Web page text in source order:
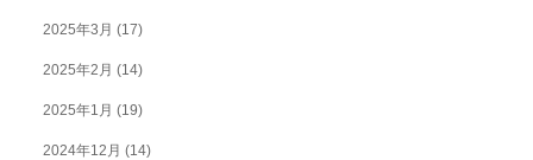
2025年3月 (17)
2025年2月 (14)
2025年1月 (19)
2024年12月 (14)